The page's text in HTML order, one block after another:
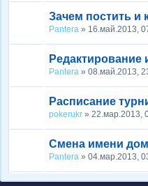
Зачем постить и
Pantera » 16.май.2013,
Pantera » 08.май.2013,
Расписание
pokerukr » 22.мар.2013,
Смена имени
Pantera » 04.мар.2013,